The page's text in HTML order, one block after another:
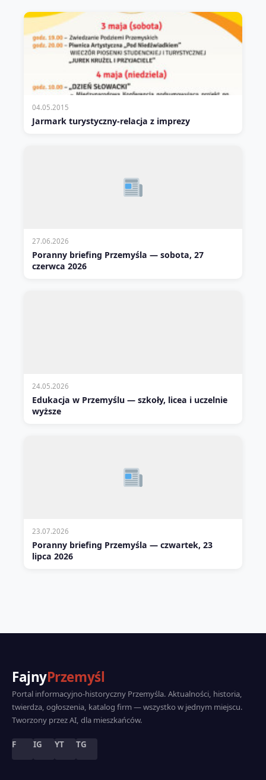
04.05.2015
Jarmark turystyczny-relacja z imprezy
27.06.2026
Poranny briefing Przemyśla — sobota, 27
czerwca 2026
24.05.2026
Edukacja w Przemyślu — szkoły, licea i uczelnie
wyższe
23.07.2026
Poranny briefing Przemyśla — czwartek, 23
lipca 2026
FajnyPrzemyśl
Portal informacyjno-historyczny Przemyśla. Aktualności, historia,
twierdza, ogłoszenia, katalog firm — wszystko w jednym miejscu.
Tworzony przez AI, dla mieszkańców.
F IG YT TG